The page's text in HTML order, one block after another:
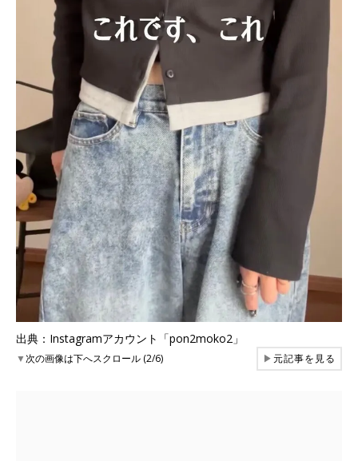
出典：Instagramアカウント「pon2moko2」
▼次の画像は下へスクロール (2/6) ▶元記事を見る